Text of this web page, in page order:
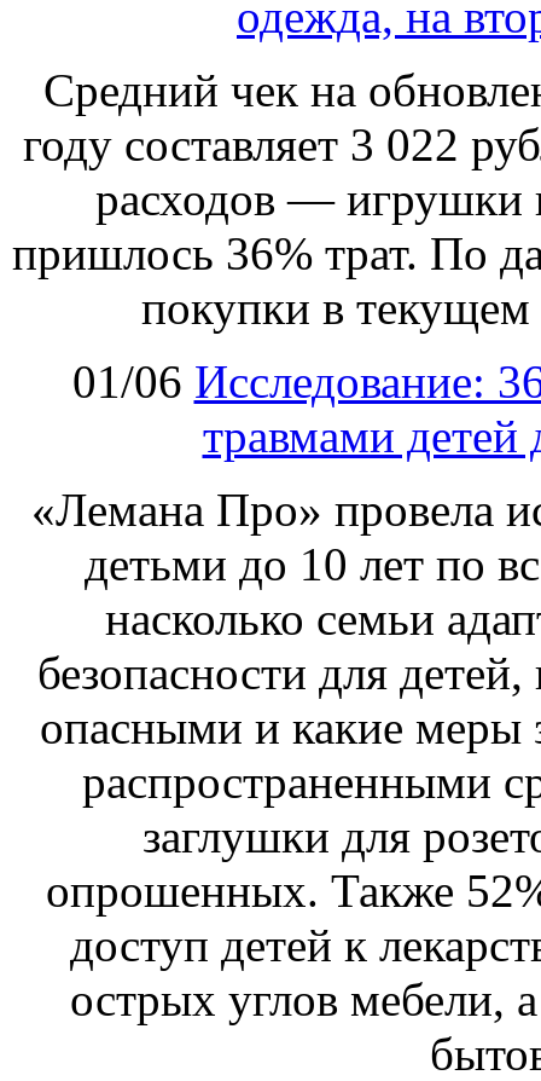
одежда, на
Cредний чек на
году составляет 3 022
расходов — игрушки
пришлось 36% трат. По
покупки в текущем
01/06 Исследование:
травмами детей
«Лемана Про» провела
детьми до 10 лет по
насколько семьи
безопасности для
опасными и какие меры
распространенными
заглушки для
опрошенных. Также
доступ детей к
острых углов мебели,